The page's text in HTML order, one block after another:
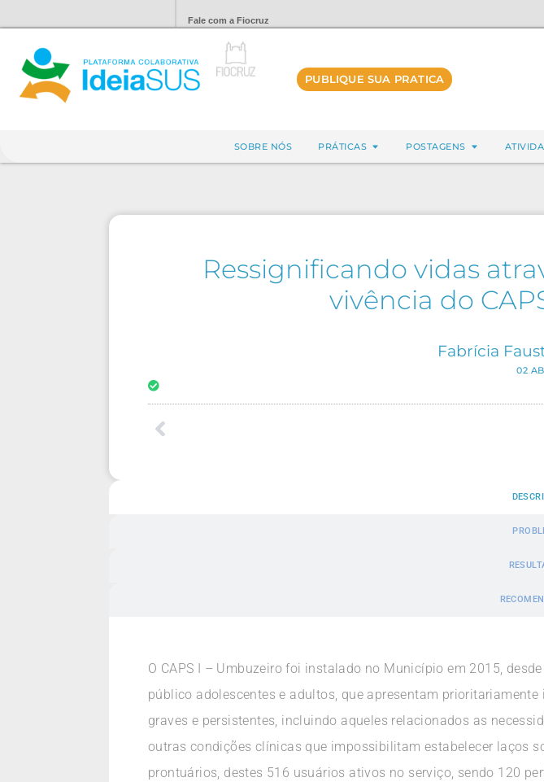
Fale com a Fiocruz
PUBLIQUE SUA PRATICA
SOBRE NÓS PRÁTICAS POSTAGENS
Ressignificando vidas
vivência do
Fabrícia
02
O CAPS I – Umbuzeiro foi instalado no Município em 2015,
público adolescentes e adultos, que apresentam
graves e persistentes, incluindo aqueles relacionados as
outras condições clínicas que impossibilitam estabelecer laços
prontuários, destes 516 usuários ativos no serviço, sendo 120